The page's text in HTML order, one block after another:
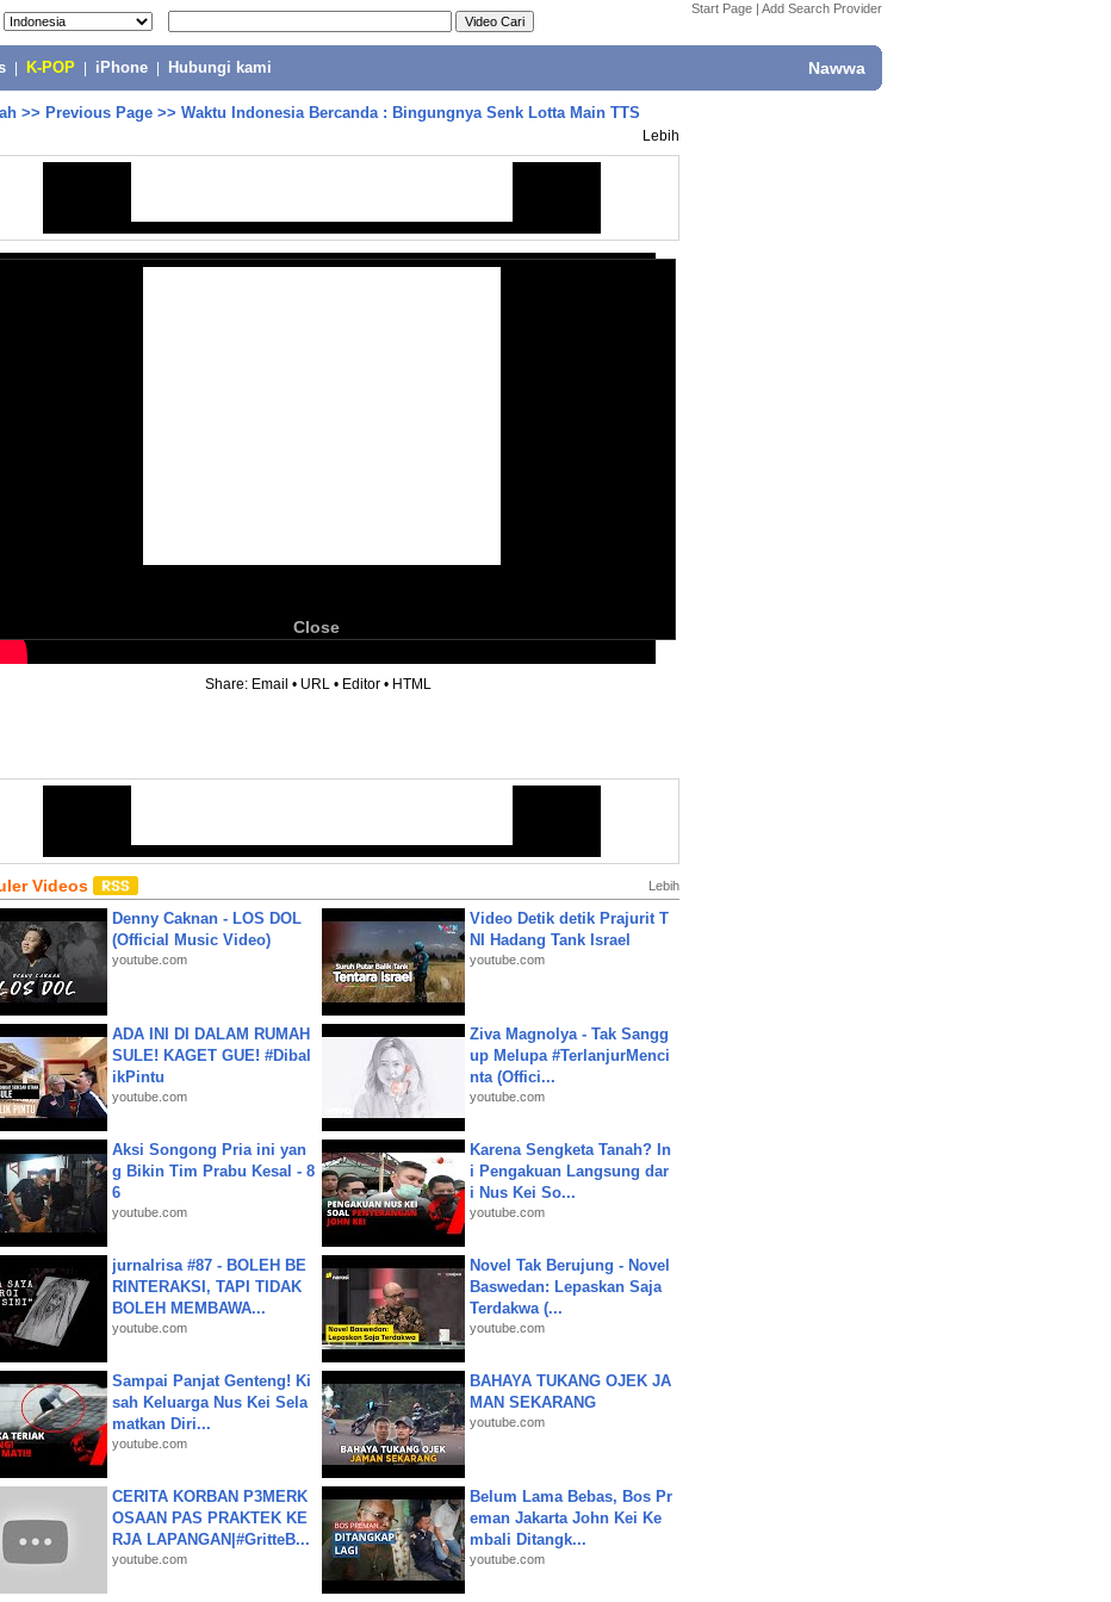
Start Page | Add Search Provider
K-POP iPhone Hubungi kami Nawwa
>> Previous Page >> Waktu Indonesia Bercanda : Bingungnya Senk Lotta Main TTS
Lebih
Close
Share: Email • URL • Editor • HTML
Videos Lebih
Denny Caknan - LOS DOL
(Official Music Video)
youtube.com
Video Detik detik Prajurit T
NI Hadang Tank Israel
youtube.com
ADA INI DI DALAM RUMAH
SULE! KAGET GUE! #Dibal
ikPintu
youtube.com
Ziva Magnolya - Tak Sangg
up Melupa #TerlanjurMenci
nta (Offici...
youtube.com
Aksi Songong Pria ini yan
g Bikin Tim Prabu Kesal - 8
6
youtube.com
Karena Sengketa Tanah? In
i Pengakuan Langsung dar
i Nus Kei So...
youtube.com
jurnalrisa #87 - BOLEH BE
RINTERAKSI, TAPI TIDAK
BOLEH MEMBAWA...
youtube.com
Novel Tak Berujung - Novel
Baswedan: Lepaskan Saja
Terdakwa (...
youtube.com
Sampai Panjat Genteng! Ki
sah Keluarga Nus Kei Sela
matkan Diri...
youtube.com
BAHAYA TUKANG OJEK JA
MAN SEKARANG
youtube.com
CERITA KORBAN P3MERK
OSAAN PAS PRAKTEK KE
RJA LAPANGAN|#GritteB...
youtube.com
Belum Lama Bebas, Bos Pr
eman Jakarta John Kei Ke
mbali Ditangk...
youtube.com